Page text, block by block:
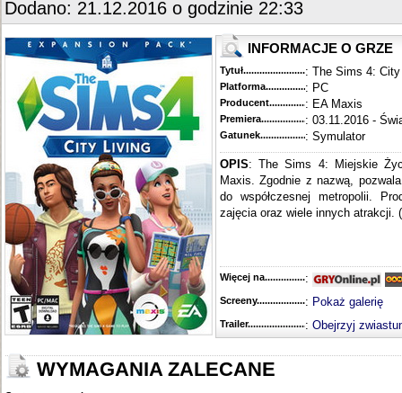
Dodano: 21.12.2016 o godzinie 22:33
INFORMACJE O GRZE
Tytuł............................................
: The Sims 4:
Platforma.........................................
: PC
Producent.........................................
: EA Maxis
Premiera..........................................
: 03.11.2016 -
Gatunek...........................................
: Symulator
OPIS: The Sims 4: Miejskie
Maxis. Zgodnie z nazwą,
do współczesnej metropolii.
zajęcia oraz wiele innych atrakcji.
Więcej na........................................
:
Screeny...........................................
: Pokaż galerię
Trailer...........................................
: Obejrzyj
WYMAGANIA ZALECANE